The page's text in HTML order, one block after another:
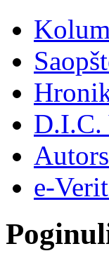
D.I.C.
e-